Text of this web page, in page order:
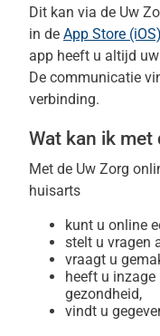
Dit kan via de Uw
in de App Store (iOS)
app heeft u altijd
De communicatie
verbinding.
Wat kan ik met
Met de Uw Zorg
huisarts
kunt u online
stelt u vragen
vraagt u
heeft u inzage
gezondheid,
vindt u